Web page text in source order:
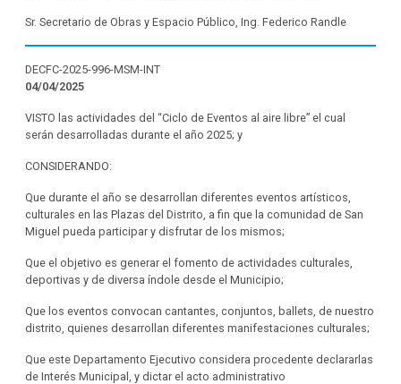
Sr. Secretario de Obras y Espacio Público, Ing. Federico Randle
DECFC-2025-996-MSM-INT
04/04/2025
VISTO las actividades del “Ciclo de Eventos al aire libre” el cual
serán desarrolladas durante el año 2025; y
CONSIDERANDO:
Que durante el año se desarrollan diferentes eventos artísticos,
culturales en las Plazas del Distrito, a fin que la comunidad de San
Miguel pueda participar y disfrutar de los mismos;
Que el objetivo es generar el fomento de actividades culturales,
deportivas y de diversa índole desde el Municipio;
Que los eventos convocan cantantes, conjuntos, ballets, de nuestro
distrito, quienes desarrollan diferentes manifestaciones culturales;
Que este Departamento Ejecutivo considera procedente declararlas
de Interés Municipal, y dictar el acto administrativo